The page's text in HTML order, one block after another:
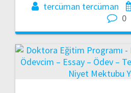
tercüman tercüman
0